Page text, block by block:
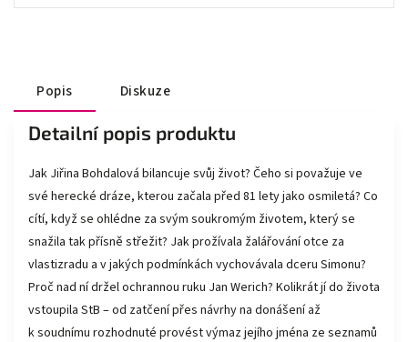
Popis Diskuze
Detailní popis produktu
Jak Jiřina Bohdalová bilancuje svůj život? Čeho si považuje ve
své herecké dráze, kterou začala před 81 lety jako osmiletá? Co
cítí, když se ohlédne za svým soukromým životem, který se
snažila tak přísně střežit? Jak prožívala žalářování otce za
vlastizradu a v jakých podmínkách vychovávala dceru Simonu?
Proč nad ní držel ochrannou ruku Jan Werich? Kolikrát jí do života
vstoupila StB – od zatčení přes návrhy na donášení až
k soudnímu rozhodnuté provést výmaz jejího jména ze seznamů